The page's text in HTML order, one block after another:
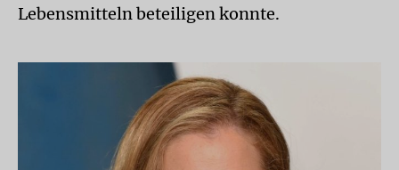
Lebensmitteln beteiligen konnte.